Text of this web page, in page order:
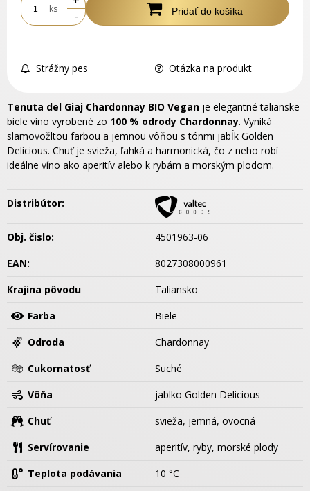
ks
-
Pridať do košíka
Strážny pes Otázka na produkt
Tenuta del Giaj Chardonnay BIO Vegan je elegantné talianske
biele víno vyrobené zo 100 % odrody Chardonnay. Vyniká
slamovožltou farbou a jemnou vôňou s tónmi jabĺk Golden
Delicious. Chuť je svieža, ľahká a harmonická, čo z neho robí
ideálne víno ako aperitív alebo k rybám a morským plodom.
Distribútor:
Obj. čislo:
4501963-06
EAN:
8027308000961
Krajina pôvodu
Taliansko
Farba
Biele
Odroda
Chardonnay
Cukornatosť
Suché
Vôňa
jablko Golden Delicious
Chuť
svieža, jemná, ovocná
Servírovanie
aperitív, ryby, morské plody
Teplota podávania
10 °C